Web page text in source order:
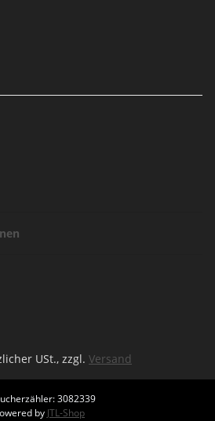
USt., zzgl. Versand
3082339
by JTL-Shop